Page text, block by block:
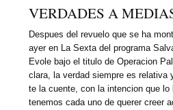
VERDADES A
Despues del revuelo que se ha
ayer en La Sexta del programa
Evole bajo el titulo de Operacion
clara, la verdad siempre es relativa
te la cuente, con la intencion que
tenemos cada uno de querer creer